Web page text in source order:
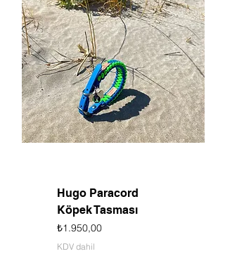
Hugo Paracord
Köpek Tasması
Fiyat
₺1.950,00
KDV dahil